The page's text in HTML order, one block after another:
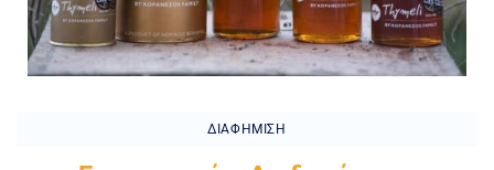
ΔΙΑΦΉΜΙΣΗ